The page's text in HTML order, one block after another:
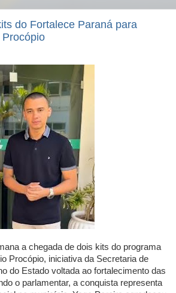
do Fortalece Paraná para
a chegada de dois kits do programa
Procópio, iniciativa da Secretaria de
do Estado voltada ao fortalecimento das
o parlamentar, a conquista representa